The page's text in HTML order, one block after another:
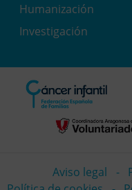
Humanización
Investigación
Aviso legal